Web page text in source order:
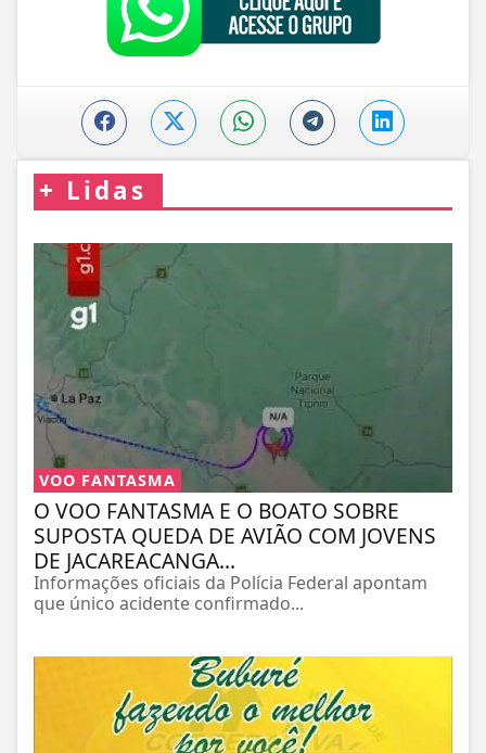
+ Lidas
VOO FANTASMA
O VOO FANTASMA E O BOATO SOBRE
SUPOSTA QUEDA DE AVIÃO COM JOVENS
DE JACAREACANGA...
Informações oficiais da Polícia Federal apontam
que único acidente confirmado...